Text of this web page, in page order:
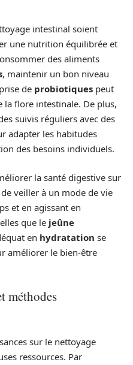
intestinal soient
une nutrition équilibrée et
des aliments
, maintenir un bon niveau
de probiotiques peut
la flore intestinale. De plus,
suivis réguliers avec des
adapter les habitudes
des besoins individuels.
la santé digestive sur
veiller à un mode de vie
et en agissant en
que le jeûne
en hydratation se
améliorer le bien-être
méthodes
sur le nettoyage
ressources. Par